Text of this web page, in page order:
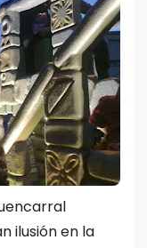
ilusión en la